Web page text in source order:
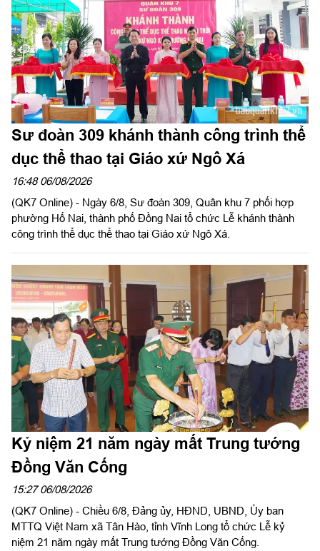
Sư đoàn 309 khánh thành công trình thể
dục thể thao tại Giáo xứ Ngô Xá
16:48 06/08/2026
(QK7 Online) - Ngày 6/8, Sư đoàn 309, Quân khu 7 phối hợp
phường Hố Nai, thành phố Đồng Nai tổ chức Lễ khánh thành
công trình thể dục thể thao tại Giáo xứ Ngô Xá.
Kỷ niệm 21 năm ngày mất Trung tướng
Đồng Văn Cống
15:27 06/08/2026
(QK7 Online) - Chiều 6/8, Đảng ủy, HĐND, UBND, Ủy ban
MTTQ Việt Nam xã Tân Hào, tỉnh Vĩnh Long tổ chức Lễ kỷ
niệm 21 năm ngày mất Trung tướng Đồng Văn Cống.